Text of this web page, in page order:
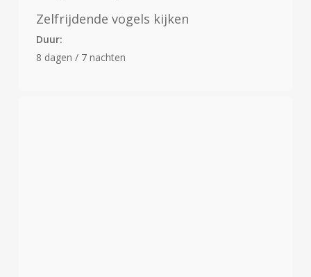
Zelfrijdende vogels kijken
Duur:
8 dagen / 7 nachten